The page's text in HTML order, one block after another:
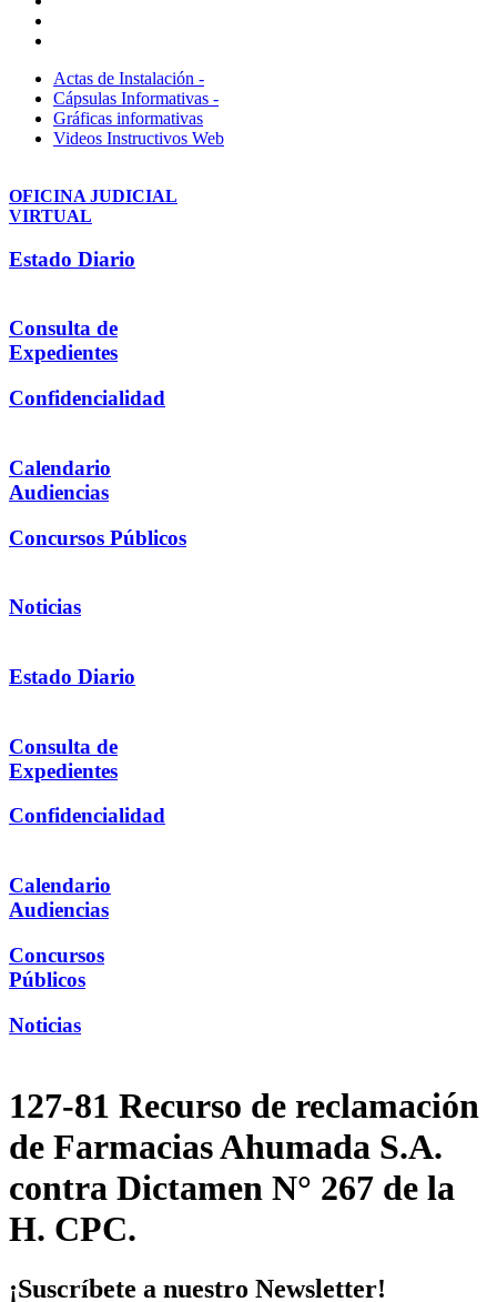
Actas de Instalación -
Cápsulas Informativas -
Gráficas informativas
Videos Instructivos Web
OFICINA JUDICIAL
VIRTUAL
Estado Diario
Consulta de
Expedientes
Confidencialidad
Calendario
Audiencias
Concursos Públicos
Noticias
Estado Diario
Consulta de
Expedientes
Confidencialidad
Calendario
Audiencias
Concursos
Públicos
Noticias
127-81 Recurso de reclamación
de Farmacias Ahumada S.A.
contra Dictamen N° 267 de la
H. CPC.
¡Suscríbete a nuestro Newsletter!